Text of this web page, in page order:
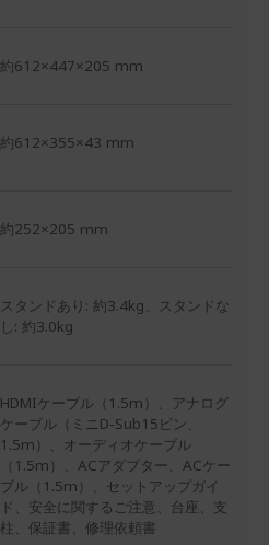
約612×447×205 mm
約612×355×43 mm
約252×205 mm
スタンドあり: 約3.4kg、スタンドな
し: 約3.0kg
HDMIケーブル（1.5m）、アナログ
ケーブル（ミニD-Sub15ピン、
1.5m）、オーディオケーブル
（1.5m）、ACアダプター、ACケー
ブル（1.5m）、セットアップガイ
ド、安全に関するご注意、台座、支
柱、保証書、修理依頼書